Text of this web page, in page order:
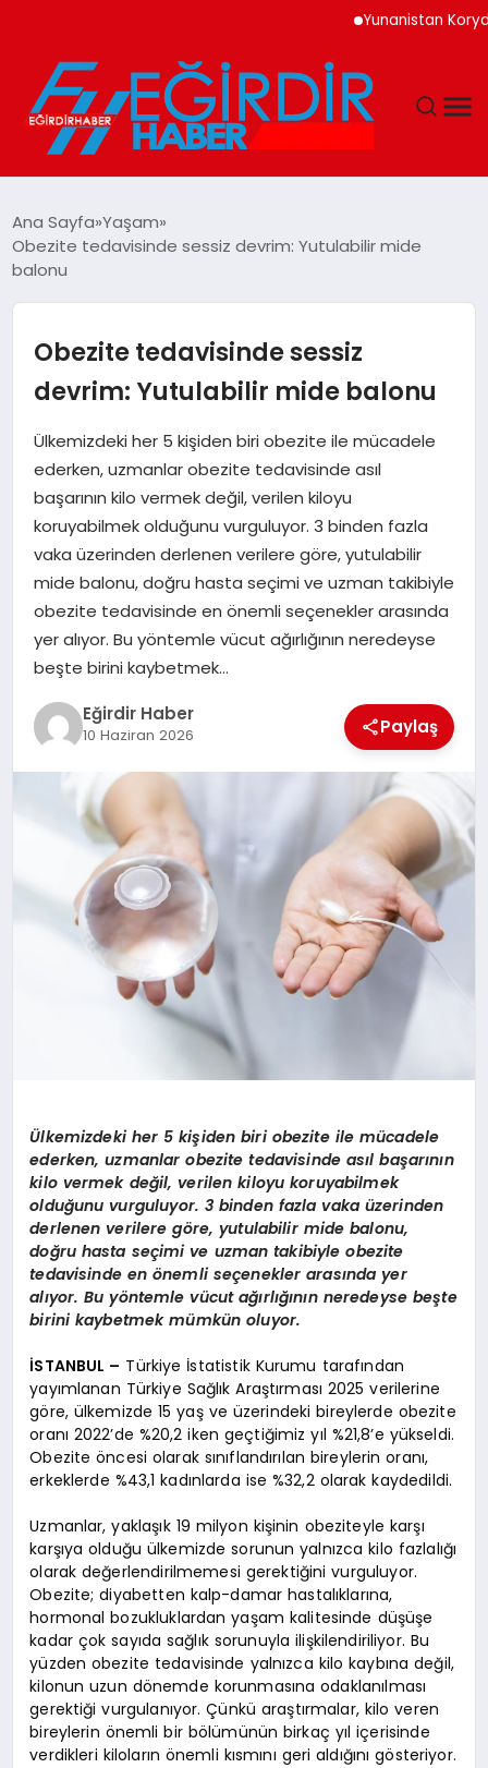
Yunanistan Korydallos
EĞITIM
MAGAZIN
SIYASET
SPOR
TEKNOLOJI
YAŞAM
Ana Sayfa Yaşam
Obezite tedavisinde sessiz devrim: Yutulabilir mide
balonu
Obezite tedavisinde sessiz
devrim: Yutulabilir mide balonu
Ülkemizdeki her 5 kişiden biri obezite ile mücadele
ederken, uzmanlar obezite tedavisinde asıl
başarının kilo vermek değil, verilen kiloyu
koruyabilmek olduğunu vurguluyor. 3 binden fazla
vaka üzerinden derlenen verilere göre, yutulabilir
mide balonu, doğru hasta seçimi ve uzman takibiyle
obezite tedavisinde en önemli seçenekler arasında
yer alıyor. Bu yöntemle vücut ağırlığının neredeyse
beşte birini kaybetmek…
Eğirdir Haber
10 Haziran 2026 Paylaş
Ülkemizdeki her 5 kişiden biri obezite ile mücadele
ederken, uzmanlar obezite tedavisinde asıl başarının
kilo vermek değil, verilen kiloyu koruyabilmek
olduğunu vurguluyor. 3 binden fazla vaka üzerinden
derlenen verilere göre, yutulabilir mide balonu,
doğru hasta seçimi ve uzman takibiyle obezite
tedavisinde en önemli seçenekler arasında yer
alıyor. Bu yöntemle vücut ağırlığının neredeyse beşte
birini kaybetmek mümkün oluyor.
İSTANBUL – Türkiye İstatistik Kurumu tarafından
yayımlanan Türkiye Sağlık Araştırması 2025 verilerine
göre, ülkemizde 15 yaş ve üzerindeki bireylerde obezite
oranı 2022’de %20,2 iken geçtiğimiz yıl %21,8’e yükseldi.
Obezite öncesi olarak sınıflandırılan bireylerin oranı,
erkeklerde %43,1 kadınlarda ise %32,2 olarak kaydedildi.
Uzmanlar, yaklaşık 19 milyon kişinin obeziteyle karşı
karşıya olduğu ülkemizde sorunun yalnızca kilo fazlalığı
olarak değerlendirilmemesi gerektiğini vurguluyor.
Obezite; diyabetten kalp-damar hastalıklarına,
hormonal bozukluklardan yaşam kalitesinde düşüşe
kadar çok sayıda sağlık sorunuyla ilişkilendiriliyor. Bu
yüzden obezite tedavisinde yalnızca kilo kaybına değil,
kilonun uzun dönemde korunmasına odaklanılması
gerektiği vurgulanıyor. Çünkü araştırmalar, kilo veren
bireylerin önemli bir bölümünün birkaç yıl içerisinde
verdikleri kiloların önemli kısmını geri aldığını gösteriyor.